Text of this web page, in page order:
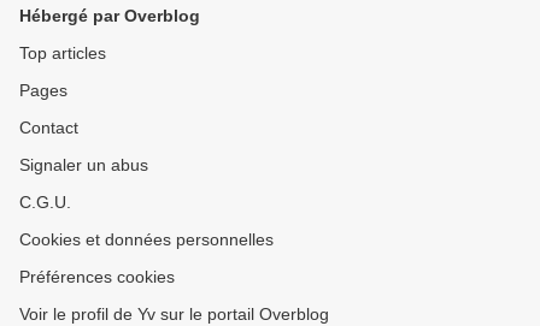
Hébergé par Overblog
Top articles
Pages
Contact
Signaler un abus
C.G.U.
Cookies et données personnelles
Préférences cookies
Voir le profil de Yv sur le portail Overblog